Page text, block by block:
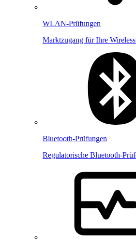
WLAN-Prüfungen
Marktzugang für Ihre
Bluetooth-Prüfungen
Regulatorische Bluetooth-